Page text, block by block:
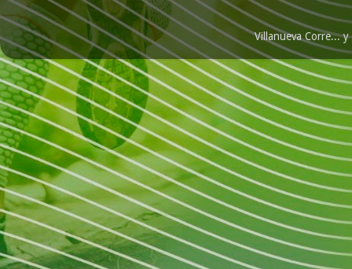
Villanueva Corre...